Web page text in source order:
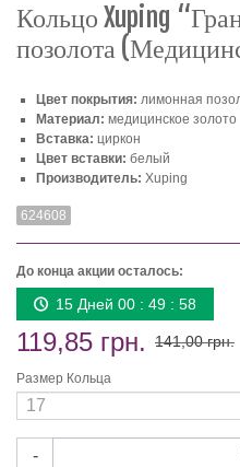
Кольцо Xuping
позолота
Цвет покрытия: лимонная
Материал: медицинское золото
Вставка: циркон
Цвет вставки: белый
Производитель: Xuping
624608
До конца акции осталось:
15 Дней 00 : 49 : 57
119,85 грн. 141,00 грн.
Размер Кольца
-